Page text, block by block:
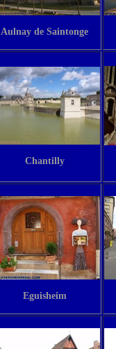
Aulnay de Saintonge
Chantilly
Eguisheim